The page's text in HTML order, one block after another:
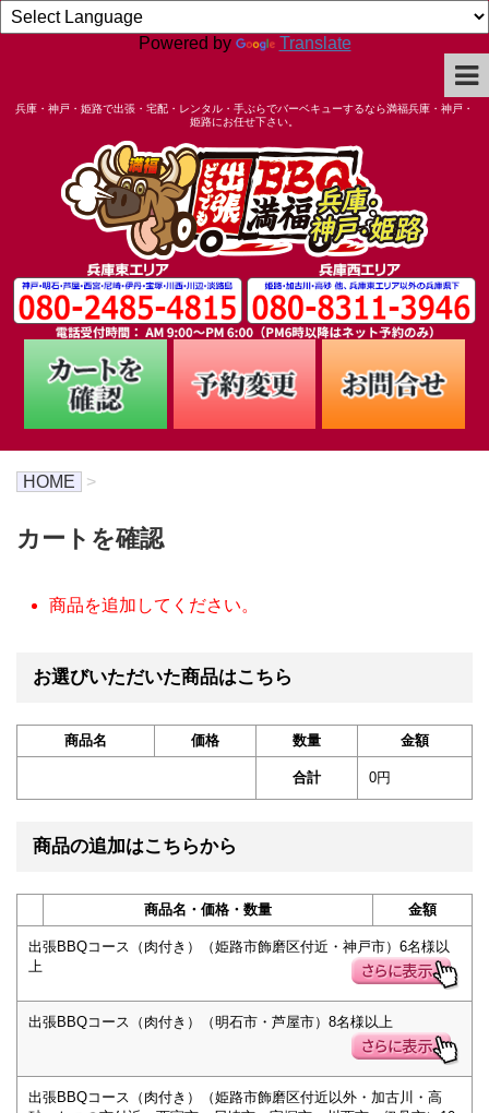
Powered by Translate
兵庫・神戸・姫路で出張・宅配・レンタル・手ぶらでバーベキューするなら満福兵庫・神戸・
姫路にお任せ下さい。
HOME >
カートを確認
商品を追加してください。
お選びいただいた商品はこちら
商品名 価格 数量 金額
合計 0円
商品の追加はこちらから
商品名・価格・数量 金額
出張BBQコース（肉付き）（姫路市飾磨区付近・神戸市）6名様以
上
出張BBQコース（肉付き）（明石市・芦屋市）8名様以上
出張BBQコース（肉付き）（姫路市飾磨区付近以外・加古川・高